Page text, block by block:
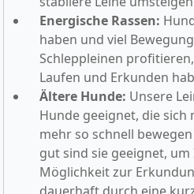
Energische Rassen:
haben und viel
Schleppleinen
Laufen und Erkunden
Ältere Hunde: Unsere
Hunde geeignet, die
mehr so schnell
gut sind sie geeignet,
Möglichkeit zur